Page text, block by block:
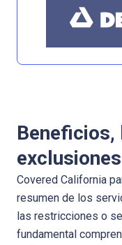
exclusiones
Covered California
resumen de los
las restricciones o
fundamental